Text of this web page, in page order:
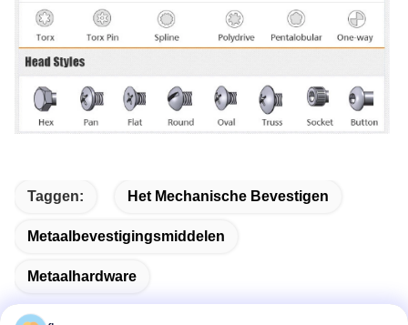
Taggen: Het Mechanische Bevestigen
Metaalbevestigingsmiddelen
Metaalhardware